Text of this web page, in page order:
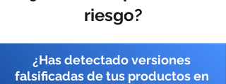
riesgo?
¿Has detectado versiones
falsificadas de tus productos en